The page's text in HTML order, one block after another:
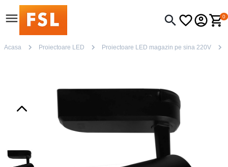
0
Acasa Proiectoare LED Proiectoare LED magazin pe sina 220V